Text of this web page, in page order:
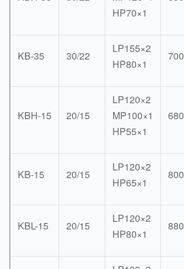
HP70×1
KB-35 30/22
LP155×2
HP80×1
700
KBH-15 20/15
LP120×2
MP100×1
HP55×1
680
KB-15 20/15
LP120×2
HP65×1
800
KBL-15 20/15
LP120×2
HP80×1
880